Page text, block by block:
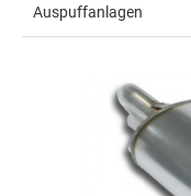
Auspuffanlagen